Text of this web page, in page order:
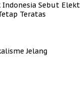
Sebut
Teratas
Jelang